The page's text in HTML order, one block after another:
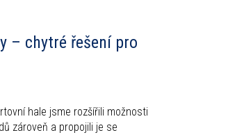
– chytré řešení pro
hale jsme rozšířili možnosti
zároveň a propojili je se